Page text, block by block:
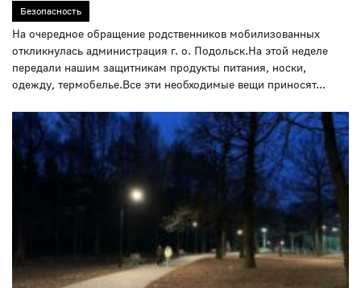
Безопасность
На очередное обращение родственников мобилизованных
откликнулась администрация г. о. Подольск.На этой неделе
передали нашим защитникам продукты питания, носки,
одежду, термобелье.Все эти необходимые вещи приносят...